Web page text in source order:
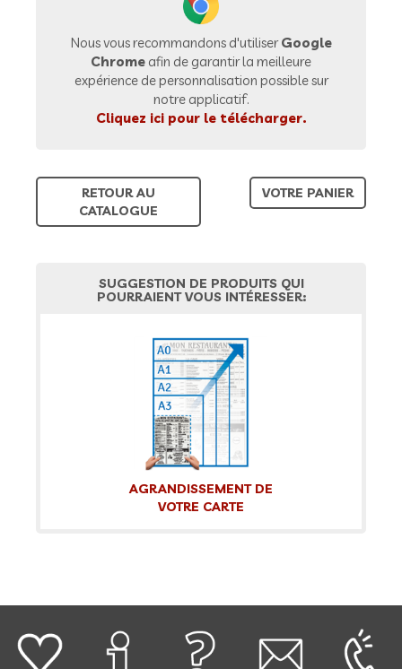
Nous vous recommandons d'utiliserGoogle
Chrome afin de garantir la meilleure
expérience de personnalisation possible sur
notre applicatif.
Cliquez ici pour le télécharger.
RETOUR AU
CATALOGUE
VOTRE PANIER
SUGGESTION DE PRODUITS QUI
POURRAIENT VOUS INTÉRESSER:
AGRANDISSEMENT DE
VOTRE CARTE